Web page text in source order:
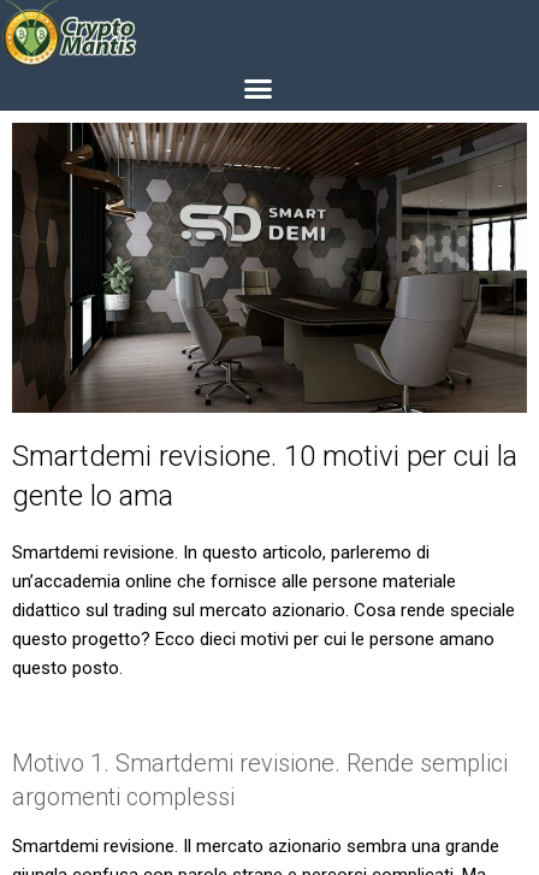
Smartdemi revisione. 10 motivi per cui la
gente lo ama
Smartdemi revisione. In questo articolo, parleremo di
un’accademia online che fornisce alle persone materiale
didattico sul trading sul mercato azionario. Cosa rende speciale
questo progetto? Ecco dieci motivi per cui le persone amano
questo posto.
Motivo 1. Smartdemi revisione. Rende semplici
argomenti complessi
Smartdemi revisione. Il mercato azionario sembra una grande